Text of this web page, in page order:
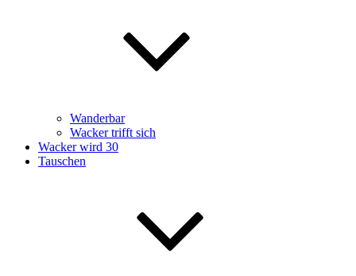
Wanderbar
Wacker trifft sich
Wacker wird 30
Tauschen